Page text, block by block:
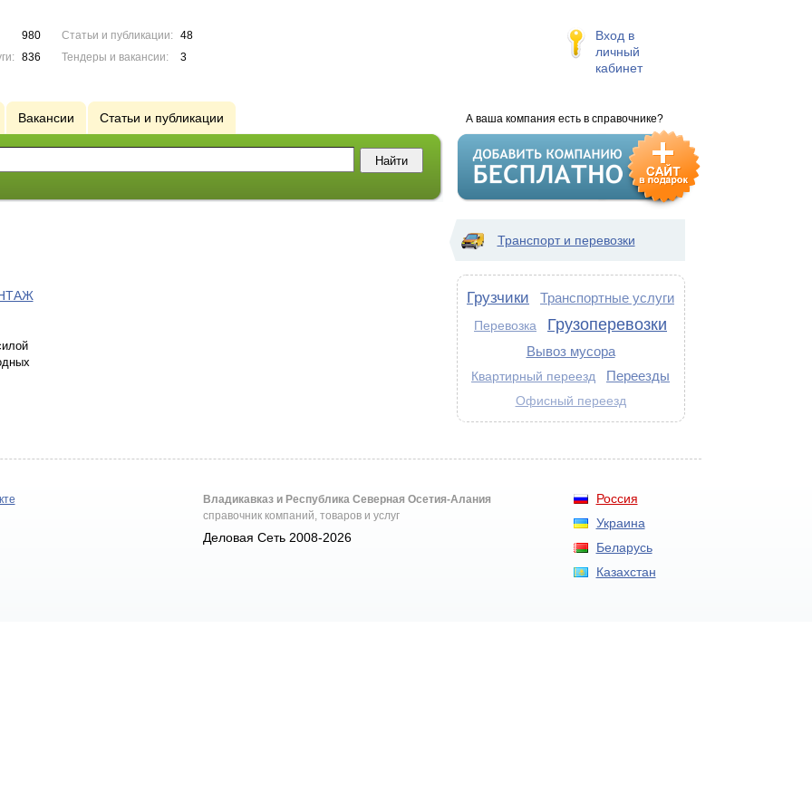
980
836
Статьи и публикации:
48
Тендеры и вакансии:
3
Вход в
личный
кабинет
А ваша компания есть в справочнике?
Вакансии Статьи и публикации
Транспорт и перевозки
Грузчики Транспортные услуги
Перевозка Грузоперевозки
Вывоз мусора
Квартирный переезд Переезды
Офисный переезд
Россия
Украина
Беларусь
Казахстан
Владикавказ и Республика Северная Осетия-Алания
справочник компаний, товаров и услуг
Деловая Сеть 2008-2026